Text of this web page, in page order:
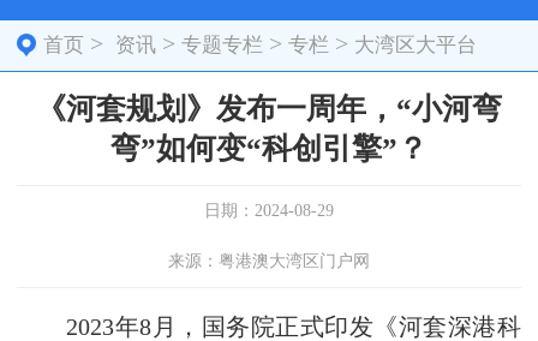
首页 > 资讯 >专题专栏 >专栏 > 大湾区大平台
《河套规划》发布一周年，“小河弯
弯”如何变“科创引擎”？
日期：2024-08-29
来源：粤港澳大湾区门户网
2023年8月，国务院正式印发《河套深港科